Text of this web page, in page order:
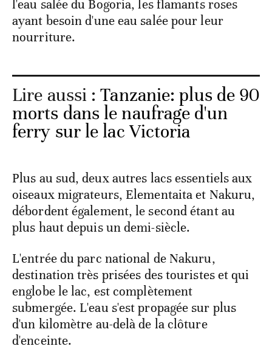
l'eau salée du Bogoria, les flamants roses
ayant besoin d'une eau salée pour leur
nourriture.
Lire aussi :Tanzanie: plus de 90
morts dans le naufrage d'un
ferry sur le lac Victoria
Plus au sud, deux autres lacs essentiels aux
oiseaux migrateurs, Elementaita et Nakuru,
débordent également, le second étant au
plus haut depuis un demi-siècle.
L'entrée du parc national de Nakuru,
destination très prisées des touristes et qui
englobe le lac, est complètement
submergée. L'eau s'est propagée sur plus
d'un kilomètre au-delà de la clôture
d'enceinte.